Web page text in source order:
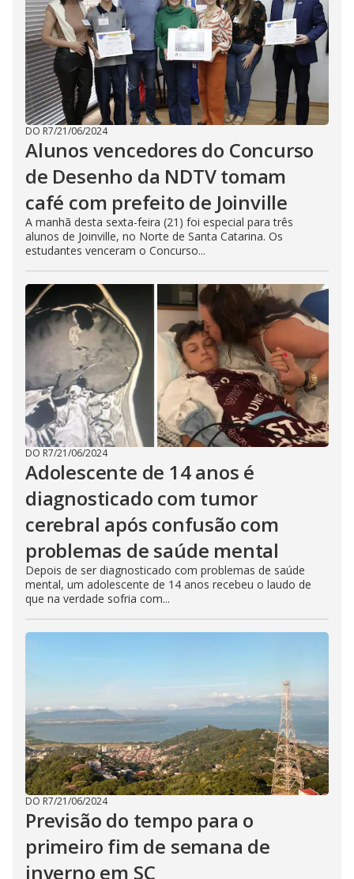
DO R7/21/06/2024
Alunos vencedores do Concurso
de Desenho da NDTV tomam
café com prefeito de Joinville
A manhã desta sexta-feira (21) foi especial para três
alunos de Joinville, no Norte de Santa Catarina. Os
estudantes venceram o Concurso...
DO R7/21/06/2024
Adolescente de 14 anos é
diagnosticado com tumor
cerebral após confusão com
problemas de saúde mental
Depois de ser diagnosticado com problemas de saúde
mental, um adolescente de 14 anos recebeu o laudo de
que na verdade sofria com...
DO R7/21/06/2024
Previsão do tempo para o
primeiro fim de semana de
inverno em SC